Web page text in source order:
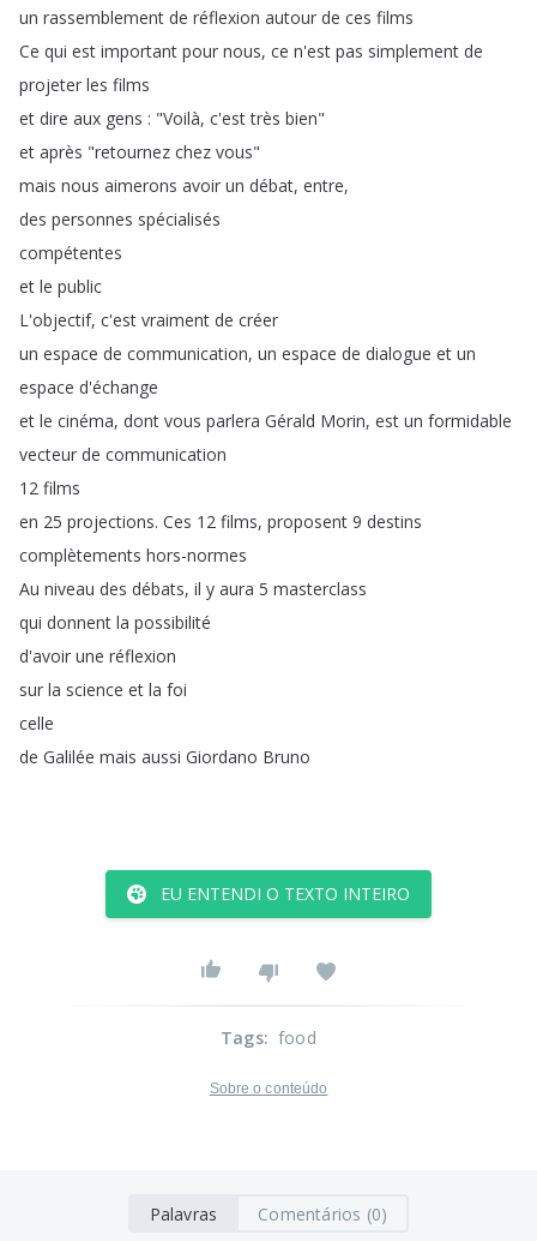
un rassemblement de réflexion autour de ces films
Ce qui est important pour nous, ce n'est pas simplement de
projeter les films
et dire aux gens : "Voilà, c'est très bien"
et après "retournez chez vous"
mais nous aimerons avoir un débat, entre,
des personnes spécialisés
compétentes
et le public
L'objectif, c'est vraiment de créer
un espace de communication, un espace de dialogue et un
espace d'échange
et le cinéma, dont vous parlera Gérald Morin, est un formidable
vecteur de communication
12 films
en 25 projections. Ces 12 films, proposent 9 destins
complètements hors-normes
Au niveau des débats, il y aura 5 masterclass
qui donnent la possibilité
d'avoir une réflexion
sur la science et la foi
celle
de Galilée mais aussi Giordano Bruno
EU ENTENDI O TEXTO INTEIRO
Tags: food
Sobre o conteúdo
Palavras Comentários (0)